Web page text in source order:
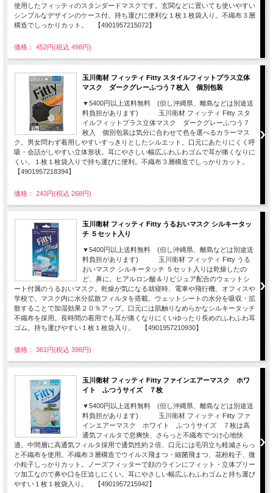
使用したフィッティのスタンダードマスクです。玄関などに置いても使いやすい
シンプルなデザインのケース付。持ち運びに便利な１枚１枚袋入り。不織布３層
構造でしっかりカット。 【4901957215072】
価格： 452円(税込 498円)
玉川衛材 フィッティ Fitty スタイルフィットプラス立体
マスク ダークグレーふつう７枚入 個別包装
▼5400円以上送料無料 (但し沖縄県、離島などは別途送
料負担があります) 玉川衛材 フィッティ Fitty スタ
イルフィットプラス立体マスク ダークグレーふつう７
枚入 個別包装は気分に合わせて色を選べるカラーマス
ク。男女問わず着用しやすいすっきりとしたシルエット。口元にあたりにくく呼
吸・会話がしやすい立体形状。耳にやさしい幅広ふわふわゴムで耳が痛くなりに
くい。１枚１枚袋入りで持ち運びに便利。不織布３層構造でしっかりカット。
【4901957218394】
価格： 243円(税込 268円)
玉川衛材 フィッティ Fitty うるおいマスク シルキータッ
チ ５セット入り
▼5400円以上送料無料 (但し沖縄県、離島などは別途送
料負担があります) 玉川衛材 フィッティ Fitty うる
おいマスク シルキータッチ ５セット入りは乾燥したの
ど、鼻に。ヒアルロン酸＆リピジュア配合のウェットシ
ート付属のうるおいマスク。乾燥が気になる就寝時、電車や飛行機、オフィスや
学校で。マスク内に水分拡散フィルタを搭載。ウェットシートの水分を吸収・拡
散することで加湿効果２０％アップ。口元には肌触りなめらかなシルキータッチ
不織布を採用。長時間の着用でも耳が痛くなりにくいゆったり長めのふわふわ耳
ゴム。持ち運びやすい１枚１枚袋入り。 【4901957210930】
価格： 361円(税込 398円)
玉川衛材 フィッティ Fitty ファインエアーマスク ホワ
イト ふつうサイズ ７枚
▼5400円以上送料無料 (但し沖縄県、離島などは別途送
料負担があります) 玉川衛材 フィッティ Fitty ファ
インエアーマスク ホワイト ふつうサイズ ７枚は高
通気フィルタで息爽快、さらっと不織布でつけ心地快
適。中間層に高通気フィルタ採用で通気性約２倍、口元には毛羽立ち軽減さらっ
と不織布を使用。不織布３層構造でウイルス飛まつ・細菌飛まつ、花粉粒子、微
小粒子しっかりカット。ノーズフィッターで顔のラインにフィット・立体プリー
ツ加工なので鼻や口を圧迫しにくい。耳にやさしい幅広ふわふわゴムと持ち運び
やすい１枚１枚袋入り。 【4901957215942】